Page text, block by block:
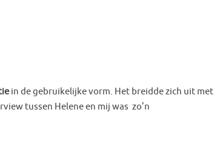
in de gebruikelijke vorm. Het breidde zich uit met
tussen Helene en mij was zo’n